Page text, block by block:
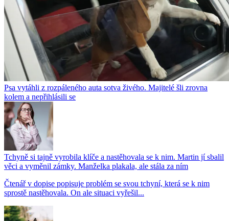
Psa vytáhli z rozpáleného auta sotva živého. Majitelé šli zrovna
kolem a nepřihlásili se
Tchyně si tajně vyrobila klíče a nastěhovala se k nim. Martin jí sbalil
věci a vyměnil zámky. Manželka plakala, ale stála za ním
Čtenář v dopise popisuje problém se svou tchyní, která se k nim
sprostě nastěhovala. On ale situaci vyřešil...